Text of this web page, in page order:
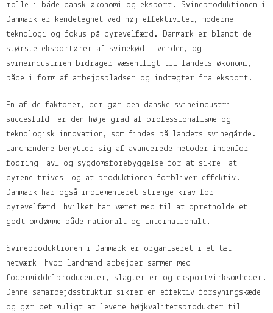
rolle i både dansk økonomi og eksport. Svineproduktionen i
Danmark er kendetegnet ved høj effektivitet, moderne
teknologi og fokus på dyrevelfærd. Danmark er blandt de
største eksportører af svinekød i verden, og
svineindustrien bidrager væsentligt til landets økonomi,
både i form af arbejdspladser og indtægter fra eksport.
En af de faktorer, der gør den danske svineindustri
succesfuld, er den høje grad af professionalisme og
teknologisk innovation, som findes på landets svinegårde.
Landmændene benytter sig af avancerede metoder indenfor
fodring, avl og sygdomsforebyggelse for at sikre, at
dyrene trives, og at produktionen forbliver effektiv.
Danmark har også implementeret strenge krav for
dyrevelfærd, hvilket har været med til at opretholde et
godt omdømme både nationalt og internationalt.
Svineproduktionen i Danmark er organiseret i et tæt
netværk, hvor landmænd arbejder sammen med
fodermiddelproducenter, slagterier og eksportvirksomheder.
Denne samarbejdsstruktur sikrer en effektiv forsyningskæde
og gør det muligt at levere højkvalitetsprodukter til